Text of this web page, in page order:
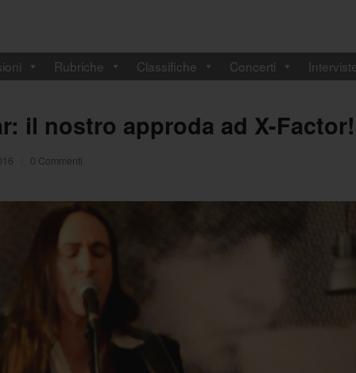
Rubriche Classifiche Concerti
il nostro approda ad X-Factor!
0 Commenti